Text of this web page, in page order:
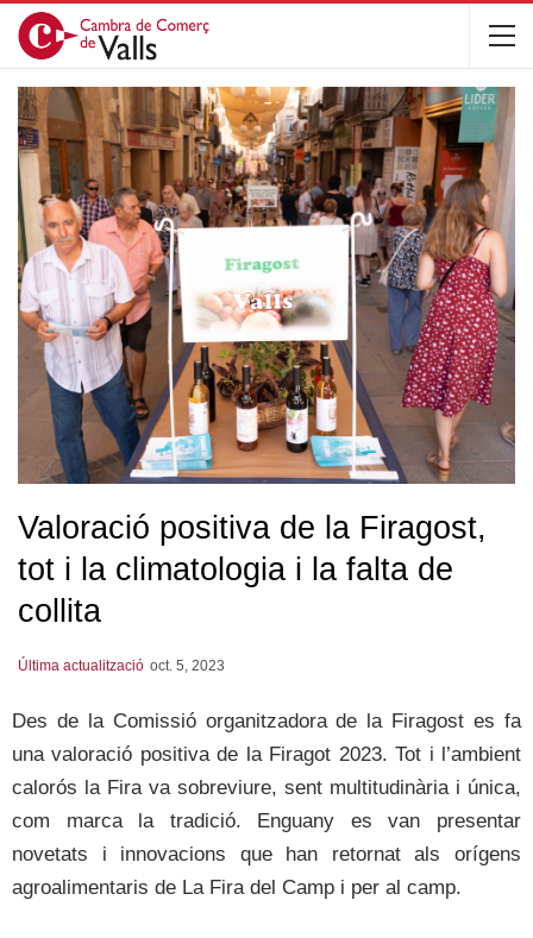
Valoració positiva de la Firagost,
tot i la climatologia i la falta de
collita
Última actualització oct. 5, 2023
Des de la Comissió organitzadora de la Firagost es fa
una valoració positiva de la Firagot 2023. Tot i l’ambient
calorós la Fira va sobreviure, sent multitudinària i única,
com marca la tradició. Enguany es van presentar
novetats i innovacions que han retornat als orígens
agroalimentaris de La Fira del Camp i per al camp.